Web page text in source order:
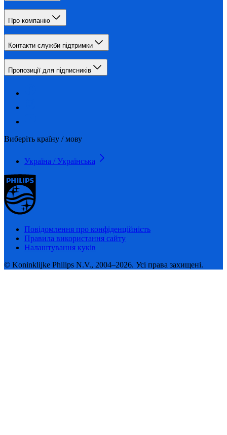
Про компанію
Контакти служби підтримки
Пропозиції для підписників
Виберіть країну / мову
Україна / Українська
Повідомлення про конфіденційність
Правила використання сайту
Налаштування куків
© Koninklijke Philips N.V., 2004–2026. Усі права захищені.